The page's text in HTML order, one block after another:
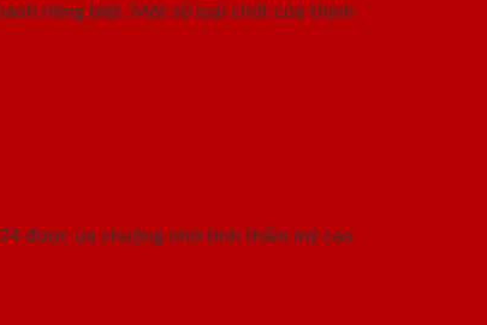
riêng biệt. Một số loại chốt cửa thịnh
được ưa chuộng nhờ tính thẩm mỹ cao